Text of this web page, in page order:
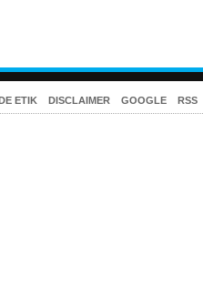
ETIK DISCLAIMER GOOGLE RSS